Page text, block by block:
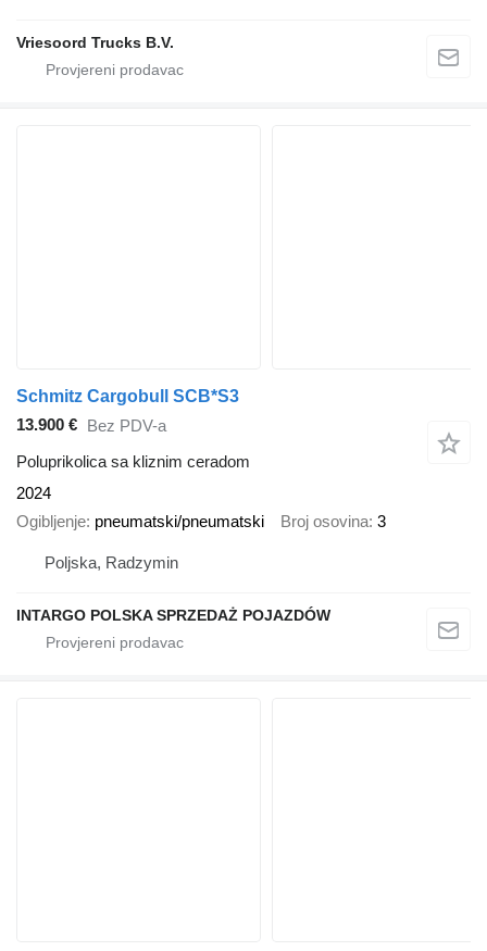
Vriesoord Trucks B.V.
Schmitz Cargobull SCB*S3
13.900 € Bez PDV-a
Poluprikolica sa kliznim ceradom
2024
Ogibljenje pneumatski/pneumatski Broj osovina 3
Poljska, Radzymin
INTARGO POLSKA SPRZEDAŻ POJAZDÓW